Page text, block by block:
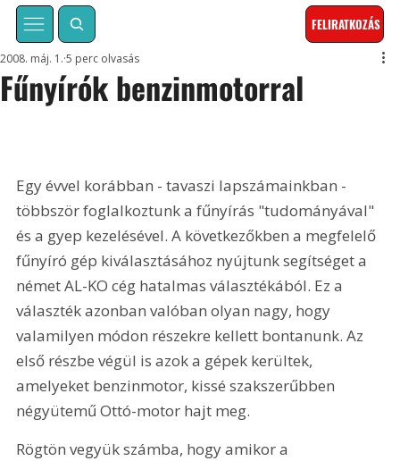
FELIRATKOZÁS
Fűnyírók benzinmotorral
2008. máj. 1. 5 perc olvasás
Egy évvel korábban - tavaszi lapszámainkban -
többször foglalkoztunk a fűnyírás "tudományával"
és a gyep kezelésével. A következőkben a megfelelő
fűnyíró gép kiválasztásához nyújtunk segítséget a
német AL-KO cég hatalmas választékából. Ez a
választék azonban valóban olyan nagy, hogy
valamilyen módon részekre kellett bontanunk. Az
első részbe végül is azok a gépek kerültek,
amelyeket benzinmotor, kissé szakszerűbben
négyütemű Ottó-motor hajt meg.
Rögtön vegyük számba, hogy amikor a